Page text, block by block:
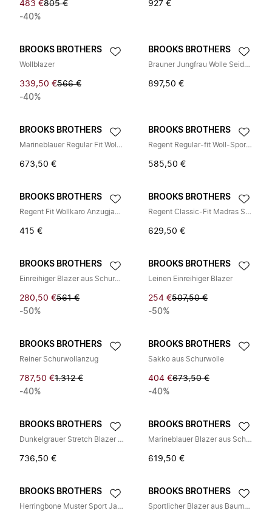
483 €805 €
-40%
927 €
BROOKS BROTHERS
Wollblazer
339,50 €566 €
-40%
BROOKS BROTHERS
Brauner Jungfrau Wolle Seide Leinen Blend Blazer
897,50 €
BROOKS BROTHERS
Marineblauer Regular Fit Wollmischung Blazer
673,50 €
BROOKS BROTHERS
Regent Regular-fit Woll-Sportmantel
585,50 €
BROOKS BROTHERS
Regent Fit Wollkaro Anzugjacke
415 €
BROOKS BROTHERS
Regent Classic-Fit Madras Sport Coat
629,50 €
BROOKS BROTHERS
Einreihiger Blazer aus Schurwolle
280,50 €561 €
-50%
BROOKS BROTHERS
Leinen Einreihiger Blazer
254 €507,50 €
-50%
BROOKS BROTHERS
Reiner Schurwollanzug
787,50 €1.312 €
-40%
BROOKS BROTHERS
Sakko aus Schurwolle
404 €673,50 €
-40%
BROOKS BROTHERS
Dunkelgrauer Stretch Blazer aus Schurwolle
736,50 €
BROOKS BROTHERS
Marineblauer Blazer aus Schurwolle und Leinen
619,50 €
BROOKS BROTHERS
Herringbone Muster Sport Jackett
BROOKS BROTHERS
Sportlicher Blazer aus Baumwoll- und Schurwollmischung